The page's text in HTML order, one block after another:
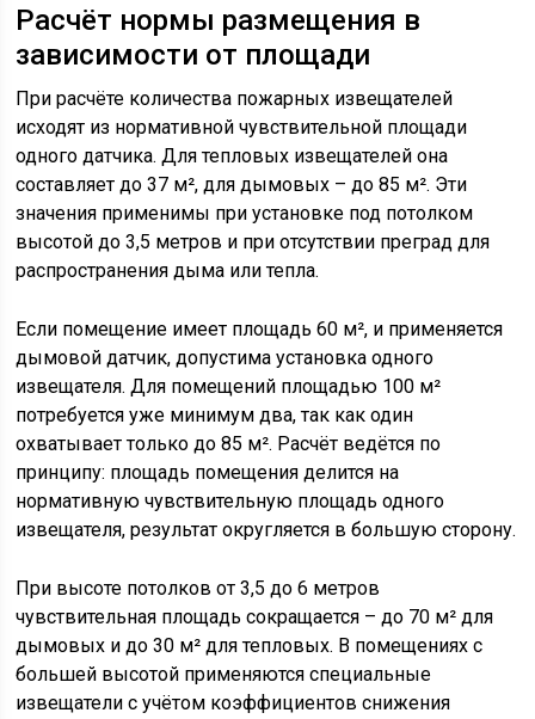
Расчёт нормы размещения в
зависимости от площади
При расчёте количества пожарных извещателей
исходят из нормативной чувствительной площади
одного датчика. Для тепловых извещателей она
составляет до 37 м², для дымовых – до 85 м². Эти
значения применимы при установке под потолком
высотой до 3,5 метров и при отсутствии преград для
распространения дыма или тепла.
Если помещение имеет площадь 60 м², и применяется
дымовой датчик, допустима установка одного
извещателя. Для помещений площадью 100 м²
потребуется уже минимум два, так как один
охватывает только до 85 м². Расчёт ведётся по
принципу: площадь помещения делится на
нормативную чувствительную площадь одного
извещателя, результат округляется в большую сторону.
При высоте потолков от 3,5 до 6 метров
чувствительная площадь сокращается – до 70 м² для
дымовых и до 30 м² для тепловых. В помещениях с
большей высотой применяются специальные
извещатели с учётом коэффициентов снижения